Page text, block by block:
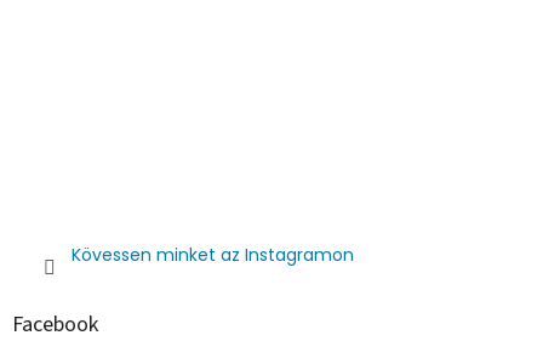
Kövessen minket az Instagramon
Facebook